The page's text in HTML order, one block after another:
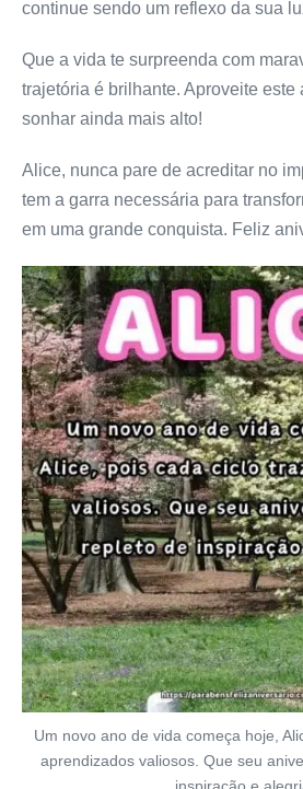
continue sendo um reflexo da sua
Que a vida te surpreenda com
trajetória é brilhante. Aproveite este
sonhar ainda mais alto!
Alice, nunca pare de acreditar no
tem a garra necessária para
em uma grande conquista. Feliz
Um novo ano de vida começa hoje,
aprendizados valiosos. Que seu